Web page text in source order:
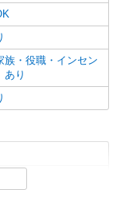
族・役職・インセン
あり